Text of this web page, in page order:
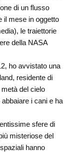
di un flusso
il mese in oggetto
le traiettorie
della NASA
ho avvistato una
residente di
del cielo
i cani e ha
sfere di
misteriose del
hanno